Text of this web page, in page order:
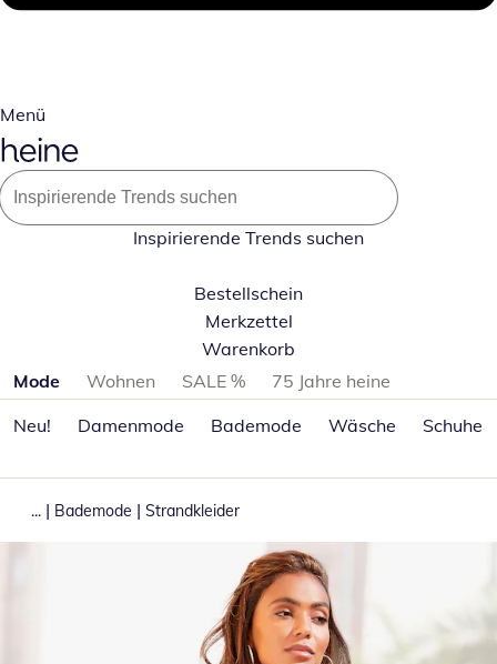
Menü
Inspirierende Trends suchen
Bestellschein
Merkzettel
Warenkorb
Produktkategorien überspringen
Mode Wohnen SALE %
75 Jahre heine
Neu!
Damenmode Bademode Wäsche Schuhe
... | Bademode | Strandkleider